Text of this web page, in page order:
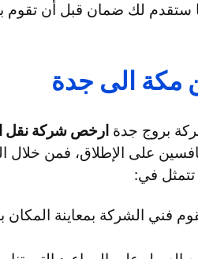
ستقدم لك ضمان قبل أن
مكة الى جدة
بروج جدة ارخص شركة نقل
على الإطلاق، فمن خلال
تتمثل في:
فني الشركة بمعاينة